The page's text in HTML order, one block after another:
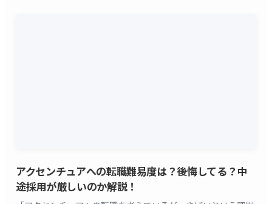
アクセンチュアへの転職難易度は？後悔してる？中
途採用が厳しいのか解説！